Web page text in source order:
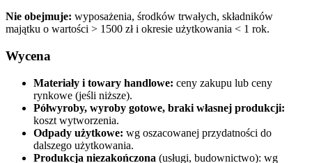
Nie obejmuje: wyposażenia, środków trwałych, składników
majątku o wartości > 1500 zł i okresie użytkowania < 1 rok.
Wycena
Materiały i towary handlowe: ceny zakupu lub ceny
rynkowe (jeśli niższe).
Półwyroby, wyroby gotowe, braki własnej produkcji:
koszt wytworzenia.
Odpady użytkowe: wg oszacowanej przydatności do
dalszego użytkowania.
Produkcja niezakończona (usługi, budownictwo): wg